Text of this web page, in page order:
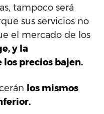
tampoco será
sus servicios no
el mercado de los
y la
precios bajen.
los mismos